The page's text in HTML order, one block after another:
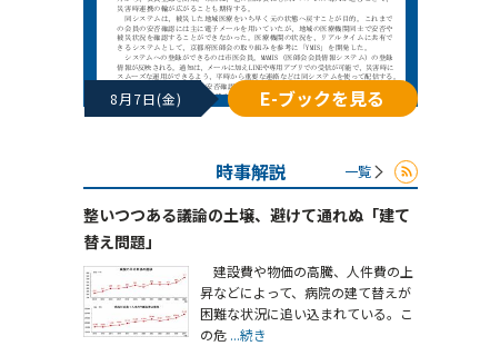
8月7日(金) E-ブックを見る
時事解説 一覧
整いつつある議論の土壌、避けて通れぬ「建て
替え問題」
建設費や物価の高騰、人件費の上
昇などによって、病院の建て替えが
困難な状況に追い込まれている。こ
の危 ...続き